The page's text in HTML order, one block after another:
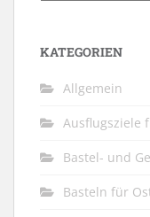
KATEGORIEN
Allgemein
Ausflugsziele
Bastel- und
Basteln für